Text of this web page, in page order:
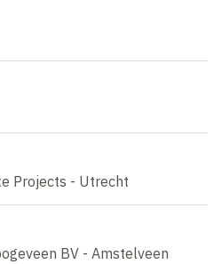
Projects - Utrecht
BV - Amstelveen